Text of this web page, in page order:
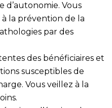
d’autonomie. Vous
la prévention de la
par des
des bénéficiaires et
susceptibles de
Vous veillez à la